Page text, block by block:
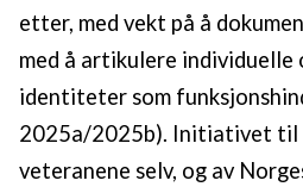
etter, med vekt på å
med å artikulere individuelle
identiteter som
2025a/2025b). Initiativet til
veteranene selv, og av